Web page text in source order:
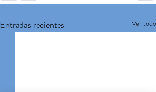
Entradas recientes Ver todo